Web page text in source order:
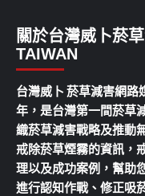
關於台灣威卜菸
TAIWAN
台灣威卜 菸草減害網
年，是台灣第一間菸草
織菸草減害戰略及推動
戒除菸草煙霧的資訊，
理以及成功案例，幫助
進行認知作戰、修正吸